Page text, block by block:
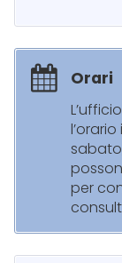
Orari
per